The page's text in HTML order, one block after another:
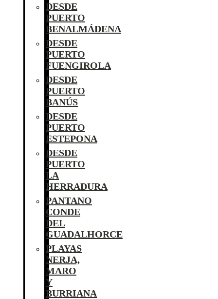
DESDE
PUERTO
BENALMÁDENA
DESDE
PUERTO
FUENGIROLA
DESDE
PUERTO
BANÚS
DESDE
PUERTO
ESTEPONA
DESDE
PUERTO
LA
HERRADURA
PANTANO
CONDE
DEL
GUADALHORCE
PLAYAS
NERJA,
MARO
Y
BURRIANA